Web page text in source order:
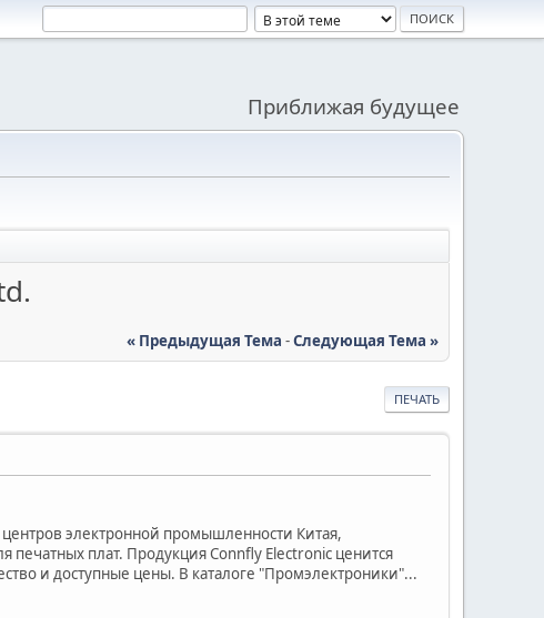
Приближая будущее
« Предыдущая Тема -Следующая Тема »
ПЕЧАТЬ
электронной промышленности Китая,
плат. Продукция Connfly Electronic ценится
и доступные цены. В каталоге "Промэлектроники"...